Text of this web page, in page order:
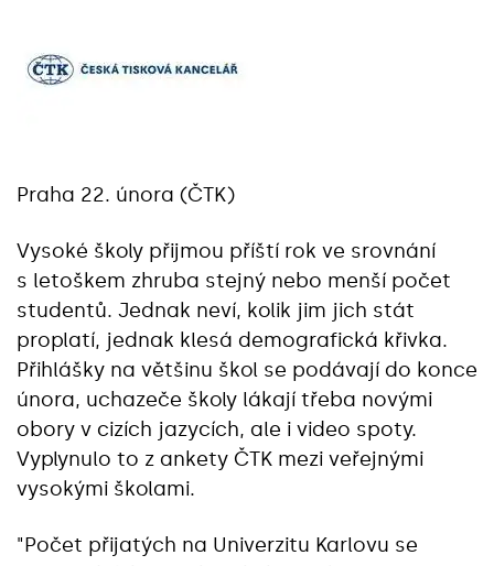
Praha 22. února (ČTK)
Vysoké školy přijmou příští rok ve srovnání
s letoškem zhruba stejný nebo menší počet
studentů. Jednak neví, kolik jim jich stát
proplatí, jednak klesá demografická křivka.
Přihlášky na většinu škol se podávají do konce
února, uchazeče školy lákají třeba novými
obory v cizích jazycích, ale i video spoty.
Vyplynulo to z ankety ČTK mezi veřejnými
vysokými školami.
"Počet přijatých na Univerzitu Karlovu se